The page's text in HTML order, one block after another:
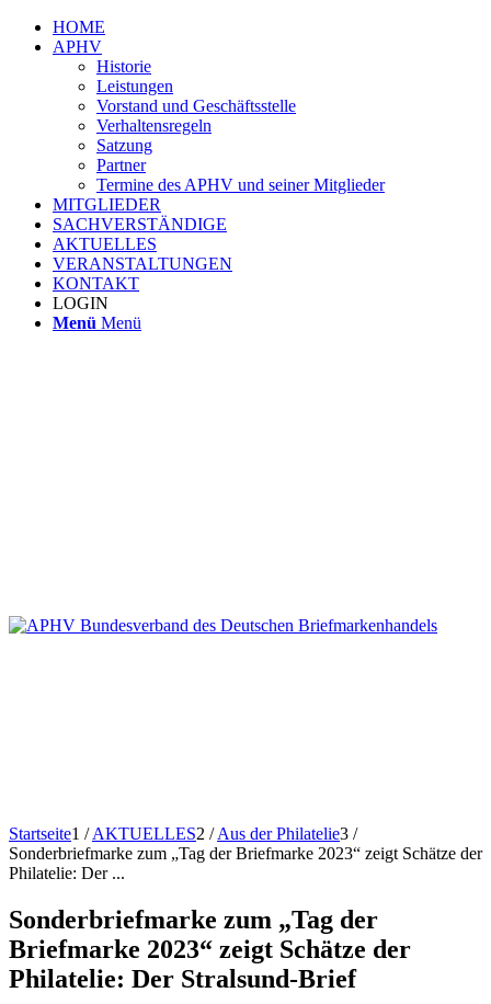
HOME
APHV
Historie
Leistungen
Vorstand und Geschäftsstelle
Verhaltensregeln
Satzung
Partner
Termine des APHV und seiner Mitglieder
MITGLIEDER
SACHVERSTÄNDIGE
AKTUELLES
VERANSTALTUNGEN
KONTAKT
LOGIN
Menü Menü
Startseite1 / AKTUELLES2 / Aus der Philatelie3 /
Sonderbriefmarke zum „Tag der Briefmarke 2023“ zeigt Schätze der
Philatelie: Der ...
Sonderbriefmarke zum „Tag der
Briefmarke 2023“ zeigt Schätze der
Philatelie: Der Stralsund-Brief